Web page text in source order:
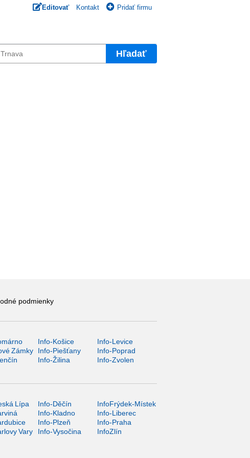
Editovať Kontakt Pridať firmu
Hľadať
podmienky
Info-Košice
Info-Levice
Zámky Info-Piešťany
Info-Poprad
Info-Žilina Info-Zvolen
Lípa Info-Děčín
InfoFrýdek-Místek
Info-Kladno
Info-Liberec
Info-Plzeň
Info-Praha
Vary Info-Vysočina InfoZlín